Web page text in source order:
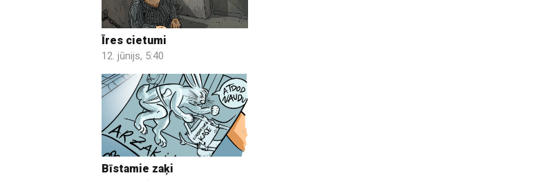
Īres cietumi
12. jūnijs, 5:40
Bīstamie zaķi